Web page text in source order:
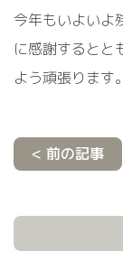
今年もいよいよ
に感謝するとと
よう頑張ります。
< 前の記事